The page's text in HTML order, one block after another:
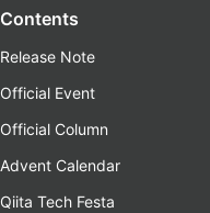
Contents
Release Note
Official Event
Official Column
Advent Calendar
Qiita Tech Festa